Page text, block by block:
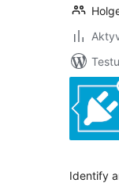
Identify